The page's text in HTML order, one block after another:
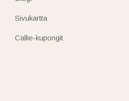
Sivukartta
Callie-kupongit